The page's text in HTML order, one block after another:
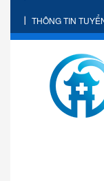
THÔNG TIN